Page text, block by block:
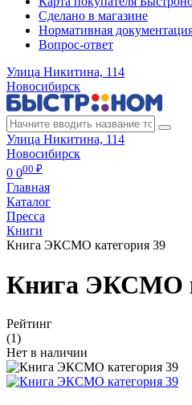
Сделано в магазине
Нормативная
Вопрос-ответ
Улица Никитина, 114
Новосибирск
Улица Никитина, 114
Новосибирск
0 000 ₽
Главная
Каталог
Пресса
Книги
Книга ЭКСМО категория 39
Книга ЭКСМО
Рейтинг
(1)
Нет в наличии